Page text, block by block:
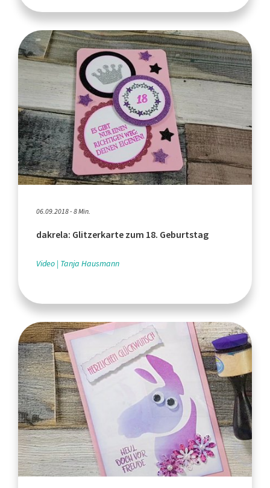
06.09.2018 - 8 Min.
dakrela: Glitzerkarte zum 18. Geburtstag
Video Tanja Hausmann